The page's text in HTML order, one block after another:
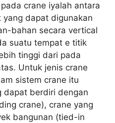
crane iyalah antara
dapat digunakan
bahan secara vertical
suatu tempat e titik
tinggi dari pada
Untuk jenis crane
sistem crane itu
dapat berdiri dengan
crane), crane yang
bangunan (tied-in